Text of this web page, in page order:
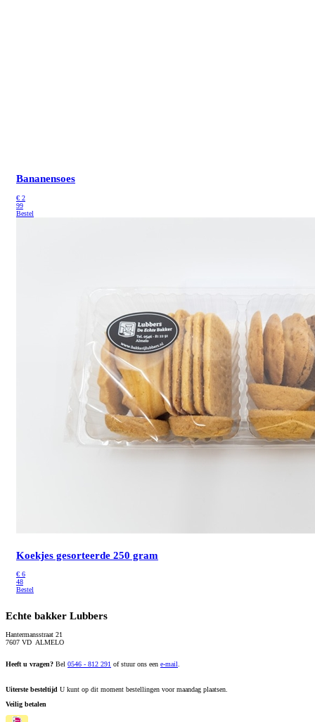
Bananensoes
€ 2
99
Bestel
Koekjes gesorteerde 250 gram
€ 6
48
Bestel
Echte bakker Lubbers
Hantermansstraat 21
7607 VD ALMELO
Heeft u vragen? Bel 0546 - 812 291 of stuur ons een e-mail.
Uiterste besteltijd U kunt op dit moment bestellingen voor maandag plaatsen.
Veilig betalen